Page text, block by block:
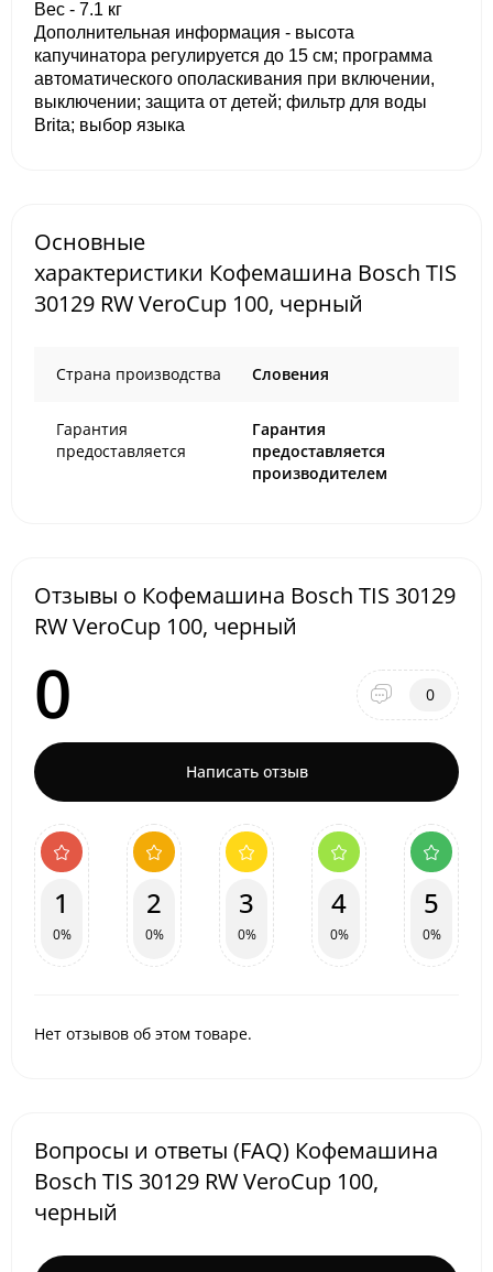
Вес - 7.1 кг
Дополнительная информация - высота
капучинатора регулируется до 15 см; программа
автоматического ополаскивания при включении,
выключении; защита от детей; фильтр для воды
Brita; выбор языка
Основные
характеристики Кофемашина Bosch TIS
30129 RW VeroCup 100, черный
Страна производства Словения
Гарантия
предоставляется
Гарантия
предоставляется
производителем
Отзывы о Кофемашина Bosch TIS 30129
RW VeroCup 100, черный
0 0
Написать отзыв
1
0%
2
0%
3
0%
4
0%
5
0%
Нет отзывов об этом товаре.
Вопросы и ответы (FAQ) Кофемашина
Bosch TIS 30129 RW VeroCup 100,
черный